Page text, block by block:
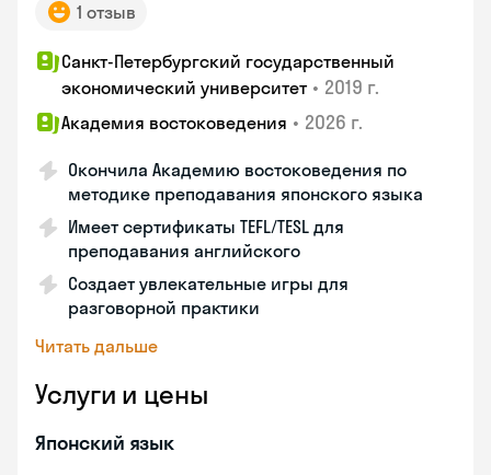
1 отзыв
Санкт-Петербургский государственный
экономический университет • 2019 г.
Академия востоковедения • 2026 г.
Окончила Академию востоковедения по
методике преподавания японского языка
Имеет сертификаты TEFL/TESL для
преподавания английского
Создает увлекательные игры для
разговорной практики
Читать дальше
Услуги и цены
Японский язык